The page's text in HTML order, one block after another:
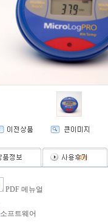
(0)
PDF 메뉴얼
소프트웨어